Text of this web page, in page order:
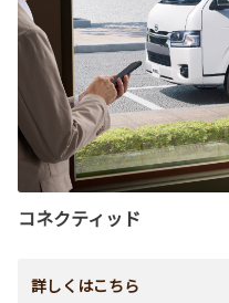
コネクティッド
詳しくはこちら